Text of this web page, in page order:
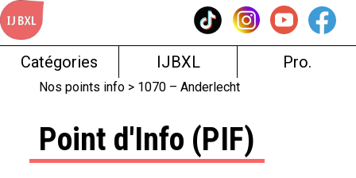
Skip
to
content
Catégories IJBXL Pro.
Nos points info > 1070 – Anderlecht
Point d'Info (PIF)